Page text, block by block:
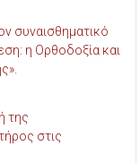
συναισθηματικό
η Ορθοδοξία και
της
στις